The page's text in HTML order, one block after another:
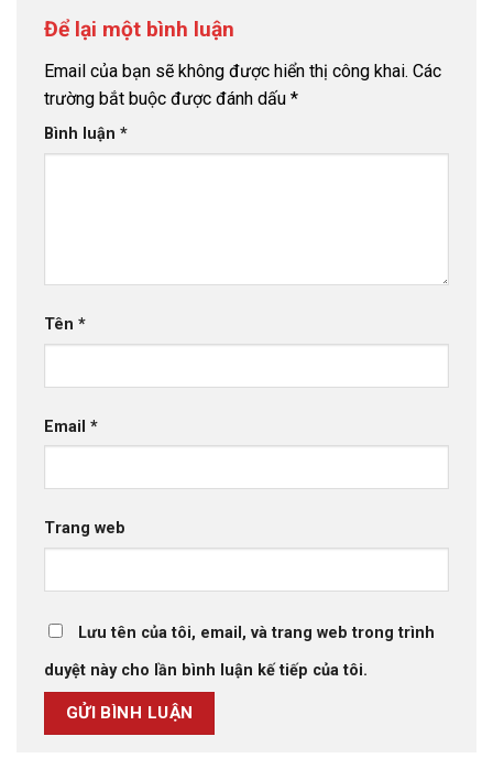
Để lại một bình luận
Email của bạn sẽ không được hiển thị công khai. Các
trường bắt buộc được đánh dấu *
Bình luận *
Tên *
Email *
Trang web
Lưu tên của tôi, email, và trang web trong trình
duyệt này cho lần bình luận kế tiếp của tôi.